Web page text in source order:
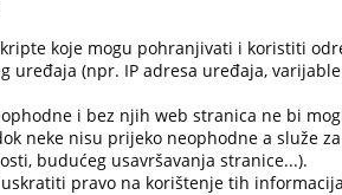
the
question
key
to
get
the
Odluka o pokretanju
postupka javne nabavke
putem izravnog sporazuma -
klima uređaji
09.06.2026.
koje mogu pohranjivati i koristiti
uređaja (npr. IP adresa uređaja,
i bez njih web stranica ne bi
neke nisu prijeko neophodne a služe
budućeg usavršavanja stranice...).
pravo na korištenje tih